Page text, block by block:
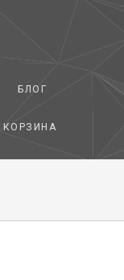
БЛОГ
КОРЗИНА